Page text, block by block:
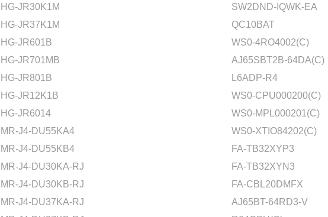
HG-JR30K1M
SW2DND-IQWK-EA
HG-JR37K1M
QC10BAT
HG-JR601B
WS0-4RO4002(C)
HG-JR701MB
AJ65SBT2B-64DA(C)
HG-JR801B
L6ADP-R4
HG-JR12K1B
WS0-CPU000200(C)
HG-JR6014
WS0-MPL000201(C)
MR-J4-DU55KA4
WS0-XTIO84202(C)
MR-J4-DU55KB4
FA-TB32XYP3
MR-J4-DU30KA-RJ
FA-TB32XYN3
MR-J4-DU30KB-RJ
FA-CBL20DMFX
MR-J4-DU37KA-RJ
AJ65BT-64RD3-V